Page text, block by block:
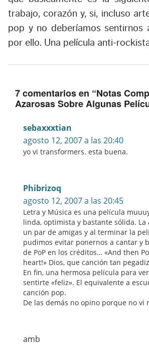
trabajo, corazón y, si, incluso
pop y no deberíamos sentirnos
por ello. Una película anti-
7 comentarios en “Notas
Azarosas Sobre Algunas
sebaxxxtian
agosto 12, 2007 a las 20:40
yo vi transformers. esta buena.
Phibrizoq
agosto 12, 2007 a las 20:45
Letra y Música es una película
linda, optimista y bastante sólida. La
un par de amigas y al terminar la
pudimos evitar ponernos a cantar y
de PoP en los créditos… «And then
heart!» Dios, que canción tan
En fin, una hermosa película para
sentirte «feliz». El equivalente a
canción pop.
De las demás no opino porque no vi
amb